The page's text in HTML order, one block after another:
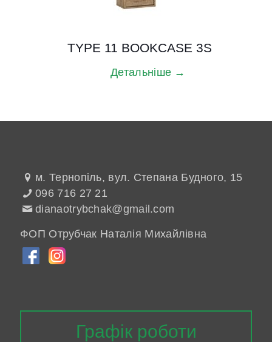
TYPE 11 BOOKCASE 3S
Детальніше →
м. Тернопіль, вул. Степана Будного, 15
096 716 27 21
dianaotrybchak@gmail.com
ФОП Отрубчак Наталія Михайлівна
Графік роботи